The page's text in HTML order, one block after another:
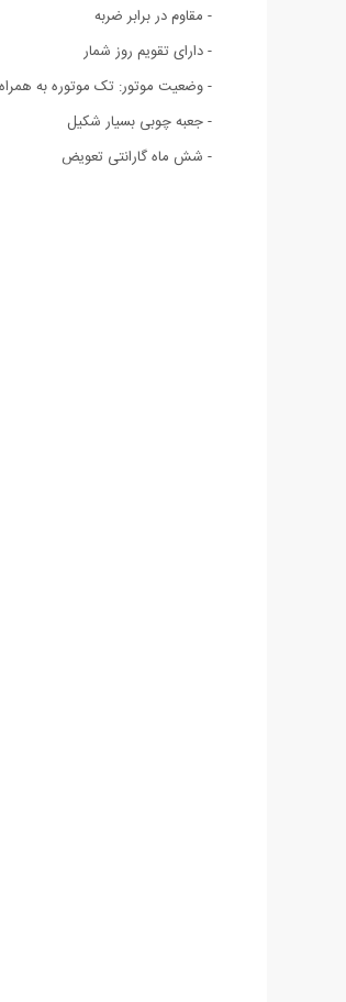
- مقاوم در برابر ضربه
- دارای تقویم روز شمار
- وضعیت موتور: تک موتوره به
- جعبه چوبی بسیار شکیل
- شش ماه گارانتی تعویض